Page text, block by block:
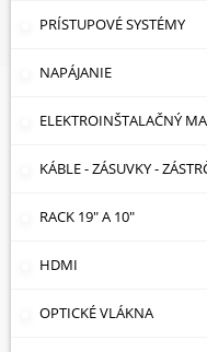
PRÍSTUPOVÉ SYSTÉMY
NAPÁJANIE
ELEKTROINŠTALAČNÝ
KÁBLE - ZÁSUVKY -
RACK 19" A 10"
HDMI
OPTICKÉ VLÁKNA
Zástrčky